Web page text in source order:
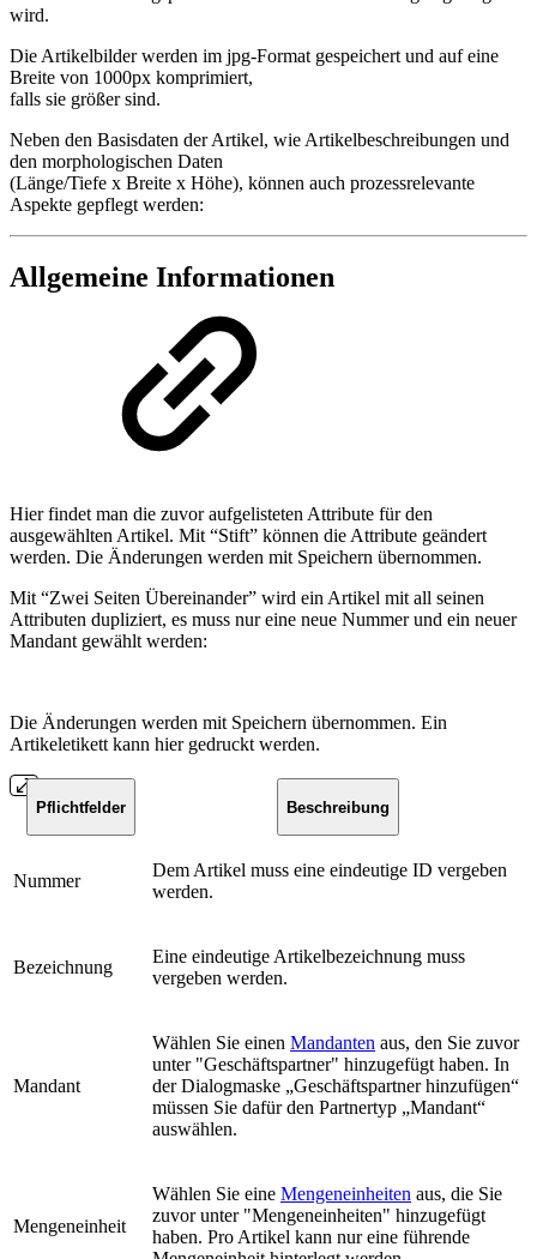
wird.
Die Artikelbilder werden im jpg-Format gespeichert und auf eine
Breite von 1000px komprimiert,
falls sie größer sind.
Neben den Basisdaten der Artikel, wie Artikelbeschreibungen und
den morphologischen Daten
(Länge/Tiefe x Breite x Höhe), können auch prozessrelevante
Aspekte gepflegt werden:
Allgemeine Informationen
Hier findet man die zuvor aufgelisteten Attribute für den
ausgewählten Artikel. Mit “Stift” können die Attribute geändert
werden. Die Änderungen werden mit Speichern übernommen.
Mit “Zwei Seiten Übereinander” wird ein Artikel mit all seinen
Attributen dupliziert, es muss nur eine neue Nummer und ein neuer
Mandant gewählt werden:
Die Änderungen werden mit Speichern übernommen. Ein
Artikeletikett kann hier gedruckt werden.
Pflichtfelder Beschreibung
Nummer
Dem Artikel muss eine eindeutige ID vergeben
werden.
Bezeichnung
Eine eindeutige Artikelbezeichnung muss
vergeben werden.
Mandant
Wählen Sie einen Mandanten aus, den Sie zuvor
unter "Geschäftspartner" hinzugefügt haben. In
der Dialogmaske „Geschäftspartner hinzufügen“
müssen Sie dafür den Partnertyp „Mandant“
auswählen.
Mengeneinheit
Wählen Sie eine Mengeneinheiten aus, die Sie
zuvor unter "Mengeneinheiten" hinzugefügt
haben. Pro Artikel kann nur eine führende